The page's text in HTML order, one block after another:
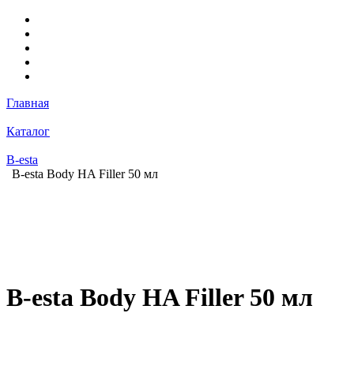
Главная
Каталог
B-esta
B-esta Body HA Filler 50 мл
B-esta Body HA Filler 50 мл